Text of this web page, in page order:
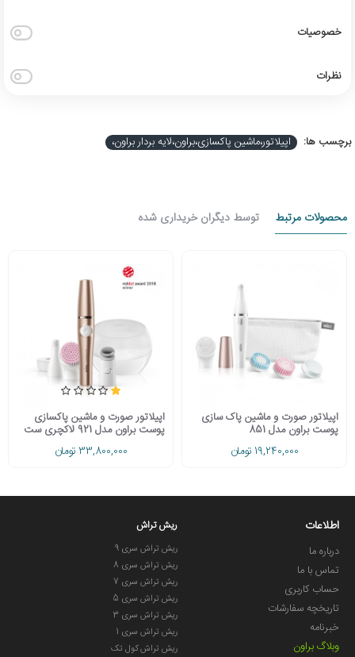
دقیق ترین ابزار دنیاست و قابلیت تنظیم به صورت چپگرد و راستگرد را
داراست.این قابلیت به شما اجازه میدهد مو ها را از هر طرف که روییده
توجه:
بعضی از تولیدات قدیم این محصول در درون جعبه دچار سولفاته
ایران به مصرف کنندگان اکیدا توصیه میکند از خرید محصولات با تاریخ
قدیم و گذشته خودداری نمایند.دلیل تفاوت قیمت فاحش بعضی از
خصوصیات
نظرات
برچسب ها: اپیلاتور،ماشین پاکسازی،براون،لایه بردار براون،
محصولات مرتبط توسط دیگران خریداری شده
اپیلاتور صورت و ماشین پاک سازی
پوست براون مدل 851
19,240,000 تومان
اپیلاتور صورت و ماشین پاکسازی
پوست براون مدل 921 لاکچری ست
33,800,000 تومان
اطلاعات
درباره ما
تماس با ما
حساب کاربری
تاریخچه سفارشات
خبرنامه
وبلاگ براون
ریش تراش
ریش تراش سری 9
ریش تراش سری 8
ریش تراش سری 7
ریش تراش سری 5
ریش تراش سری 3
ریش تراش سری 1
ریش تراش کول تک